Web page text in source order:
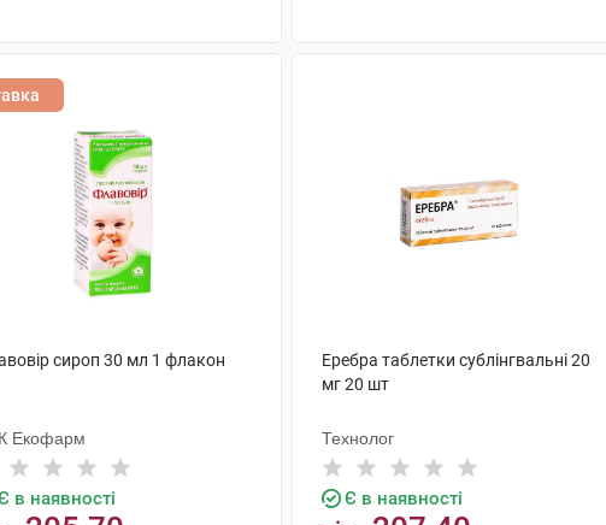
сироп 30 мл 1 флакон
Екофарм
в наявності
Еребра таблетки сублінгвальні 20
мг 20 шт
Технолог
Є в наявності